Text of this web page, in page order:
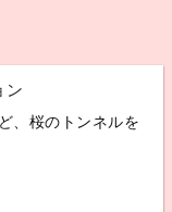
ン
、桜のトンネルを